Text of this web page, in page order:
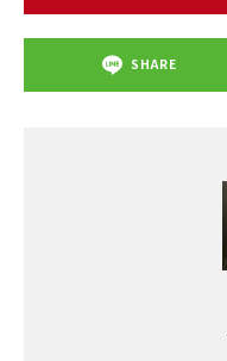
SHARE